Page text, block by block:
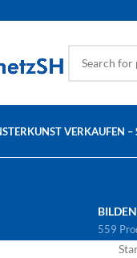
KUNST VERKAUFEN –
559